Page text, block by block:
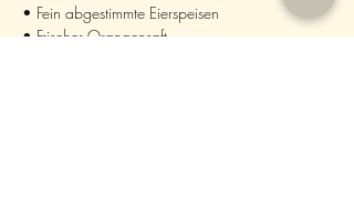
• Fein abgestimmte Eierspeisen
• Frischer Orangensaft